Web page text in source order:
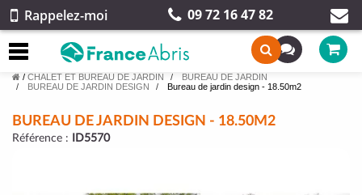
Rappelez-moi 09 72 16 47 82
/ CHALET ET BUREAU DE JARDIN
BUREAU DE JARDIN
BUREAU DE JARDIN DESIGN
Bureau de jardin design - 18.50m2
BUREAU DE JARDIN DESIGN - 18.50M2
Référence : ID5570